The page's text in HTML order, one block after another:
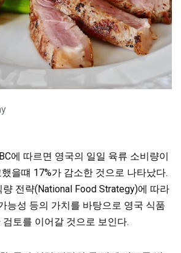
에 따르면 영국의 일일 육류 소비량이
을떄 17%가 감소한 것으로 나타났다.
전략(National Food Strategy)에 따라
능성 등의 가치를 바탕으로 영국 식품
토를 이어갈 것으로 보인다.